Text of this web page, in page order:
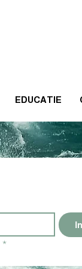
EDUCATIE
*